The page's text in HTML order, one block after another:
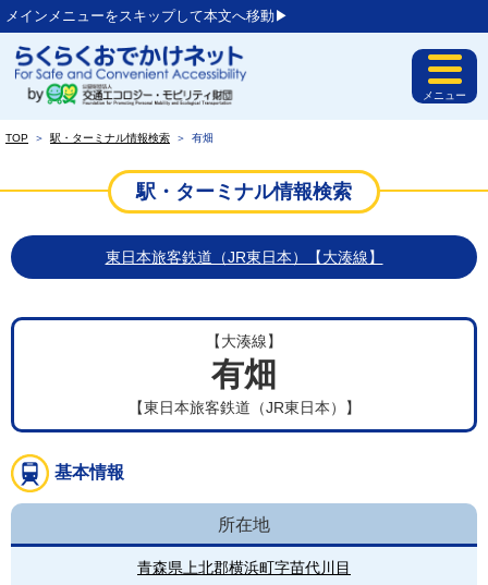
メインメニューをスキップして本文へ移動▶︎
メニュー
TOP ＞ 駅・ターミナル情報検索 ＞ 有畑
駅・ターミナル情報検索
東日本旅客鉄道（JR東日本）【大湊線】
【大湊線】
有畑
【東日本旅客鉄道（JR東日本）】
基本情報
所在地
青森県上北郡横浜町字苗代川目